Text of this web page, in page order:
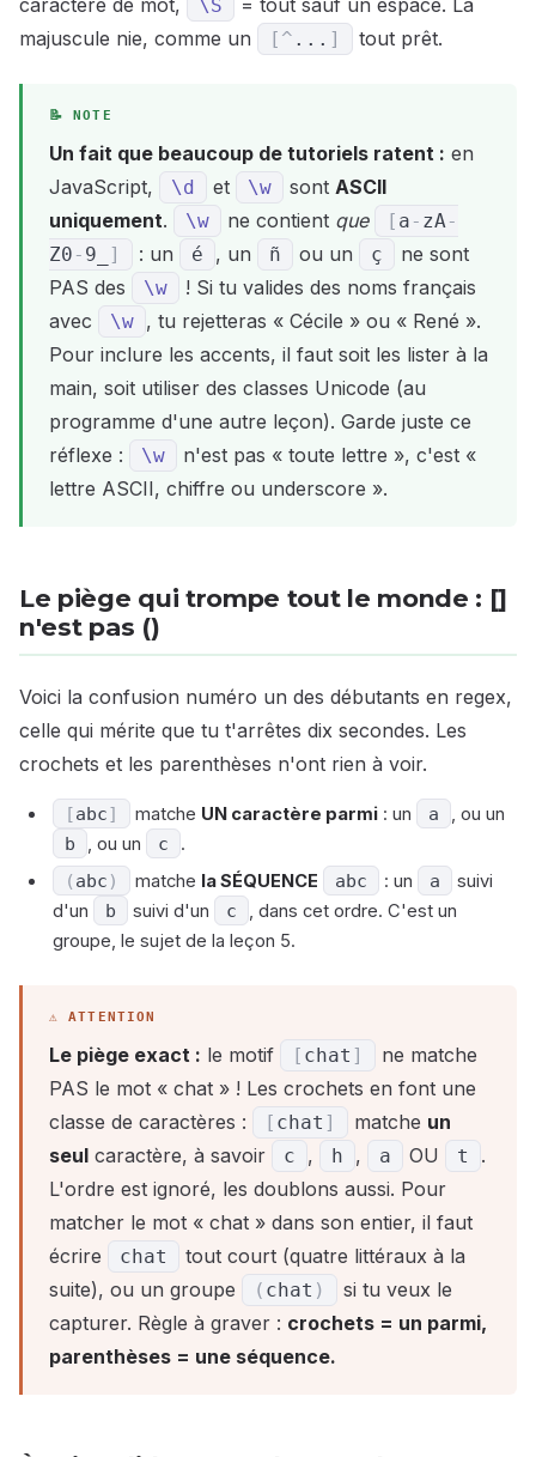
caractère de mot, \S
= tout sauf un espace. La
majuscule nie, comme un
[ ^ ... ] tout prêt.
Un fait que beaucoup de tutoriels ratent : en
JavaScript,
\d et \w sont ASCII
uniquement. \w ne contient que [ a - zA-
Z0 - 9 ] : un é , un ñ ou un ç
ne sont
PAS des
\w
! Si tu valides des noms français
avec
\w , tu rejetteras « Cécile » ou « René ».
Pour inclure les accents, il faut soit les lister à la
main, soit utiliser des classes Unicode (au
programme d'une autre leçon). Garde juste ce
réflexe :
\w
n'est pas « toute lettre », c'est «
lettre ASCII, chiffre ou underscore ».
Le piège qui trompe tout le monde : []
n'est pas ()
Voici la confusion numéro un des débutants en regex,
celle qui mérite que tu t'arrêtes dix secondes. Les
crochets et les parenthèses n'ont rien à voir.
[abc] matche UN caractère parmi : un a , ou un
b , ou un c .
( abc ) matche la SÉQUENCE abc : un a
suivi
d'un
b suivi d'un c
, dans cet ordre. C'est un
groupe, le sujet de la leçon 5.
Le piège exact : le motif [ chat ]
ne matche
PAS le mot « chat » ! Les crochets en font une
classe de caractères :
[ chat ] matche un
seul caractère, à savoir c , h , a OU t
.
L'ordre est ignoré, les doublons aussi. Pour
matcher le mot « chat » dans son entier, il faut
écrire
chat
tout court (quatre littéraux à la
suite), ou un groupe
( chat )
si tu veux le
capturer. Règle à graver : crochets = un parmi,
parenthèses = une séquence.